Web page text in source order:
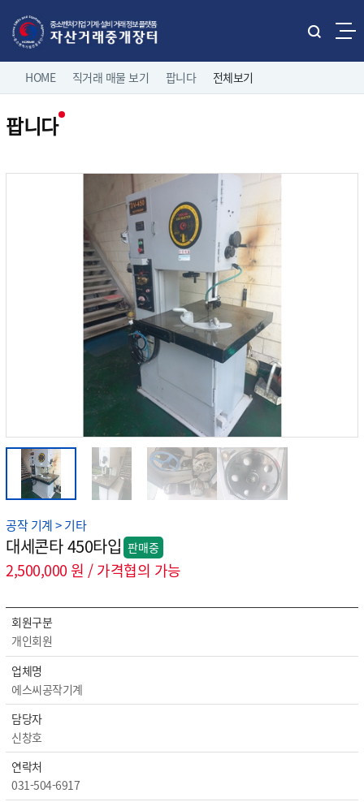
통
비
게
션
HOME 직거래 매물 보기 팝니다 전체보기
팝니다
공작 기계 > 기타
대세콘타 450타입 판매중
2,500,000 원 / 가격협의 가능
회원구분
개인회원
업체명
에스씨공작기계
담당자
신창호
연락처
031-504-6917
홈으로 로그인
직거래 매물보기
중소기업 유휴설비 매물
제조/유통업체 매물
삽니다
유관기관 매물보기
나의 거래정보
고객마당
이용 안내